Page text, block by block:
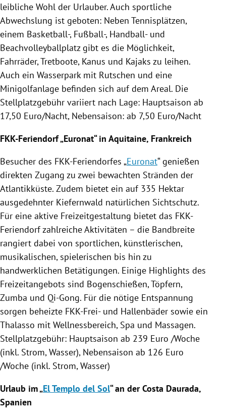
leibliche Wohl der Urlauber. Auch sportliche
Abwechslung ist geboten: Neben Tennisplätzen,
einem Basketball-, Fußball-, Handball- und
Beachvolleyballplatz gibt es die Möglichkeit,
Fahrräder, Tretboote, Kanus und Kajaks zu leihen.
Auch ein Wasserpark mit Rutschen und eine
Minigolfanlage befinden sich auf dem Areal. Die
Stellplatzgebühr variiert nach Lage: Hauptsaison ab
17,50 Euro/Nacht, Nebensaison: ab 7,50 Euro/Nacht
FKK-Feriendorf „Euronat“ in Aquitaine, Frankreich
Besucher des FKK-Feriendorfes „Euronat“ genießen
direkten Zugang zu zwei bewachten Stränden der
Atlantikküste. Zudem bietet ein auf 335 Hektar
ausgedehnter Kiefernwald natürlichen Sichtschutz.
Für eine aktive Freizeitgestaltung bietet das FKK-
Feriendorf zahlreiche Aktivitäten – die Bandbreite
rangiert dabei von sportlichen, künstlerischen,
musikalischen, spielerischen bis hin zu
handwerklichen Betätigungen. Einige Highlights des
Freizeitangebots sind Bogenschießen, Töpfern,
Zumba und Qi-Gong. Für die nötige Entspannung
sorgen beheizte FKK-Frei- und Hallenbäder sowie ein
Thalasso mit Wellnessbereich, Spa und Massagen.
Stellplatzgebühr: Hauptsaison ab 239 Euro /Woche
(inkl. Strom, Wasser), Nebensaison ab 126 Euro
/Woche (inkl. Strom, Wasser)
Urlaub im „El Templo del Sol“ an der Costa Daurada,
Spanien